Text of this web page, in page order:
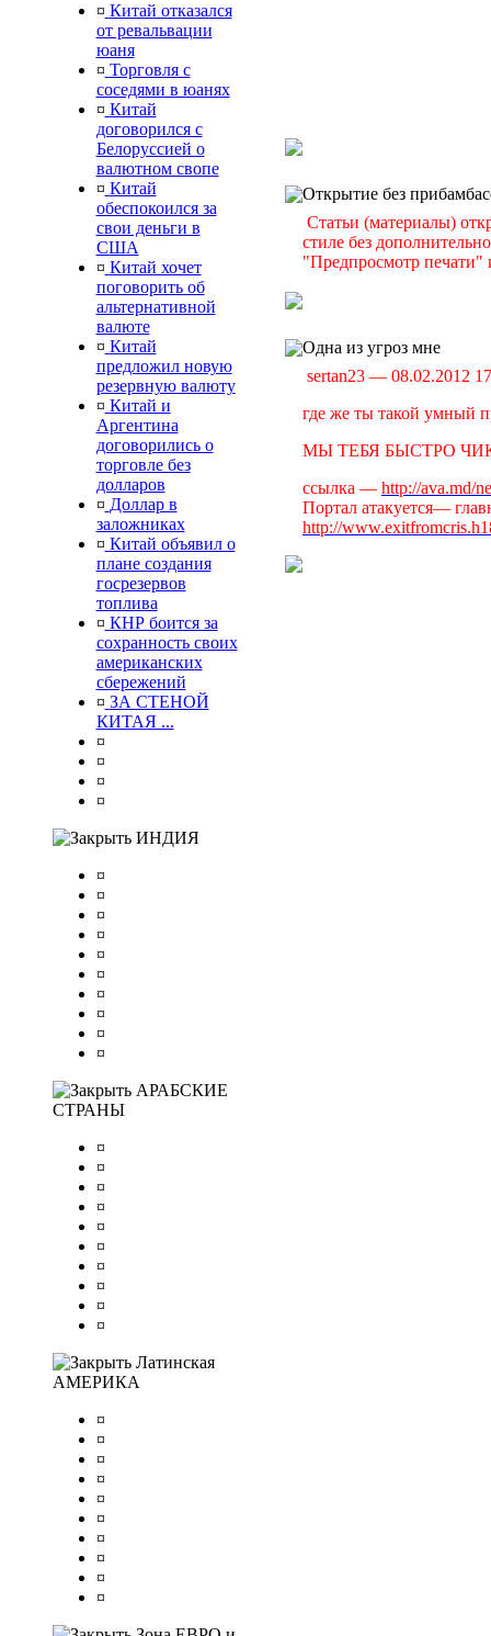
¤ Китай отказался
от ревальвации
юаня
¤ Торговля с
соседями в юанях
¤ Китай
договорился с
Белоруссией о
валютном свопе
¤ Китай
обеспокоился за
свои деньги в
США
¤ Китай хочет
поговорить об
альтернативной
валюте
¤ Китай
предложил новую
резервную валюту
¤ Китай и
Аргентина
договорились о
торговле без
долларов
¤ Доллар в
заложниках
¤ Китай объявил о
плане создания
госрезервов
топлива
¤ КНР боится за
сохранность своих
американских
сбережений
¤ ЗА СТЕНОЙ
КИТАЯ ...
¤
¤
¤
¤
ИНДИЯ
¤
¤
¤
¤
¤
¤
¤
¤
¤
¤
АРАБСКИЕ
СТРАНЫ
¤
¤
¤
¤
¤
¤
¤
¤
¤
¤
Латинская
АМЕРИКА
¤
¤
¤
¤
¤
¤
¤
¤
¤
¤
Открытие без
Статьи (материалы)
стиле без
"Предпросмотр печати"
Одна из угроз мне
sertan23 — 08.02.2012
где же ты такой умный
МЫ ТЕБЯ БЫСТРО
ссылка — http://ava.md/
Портал атакуется—
http://